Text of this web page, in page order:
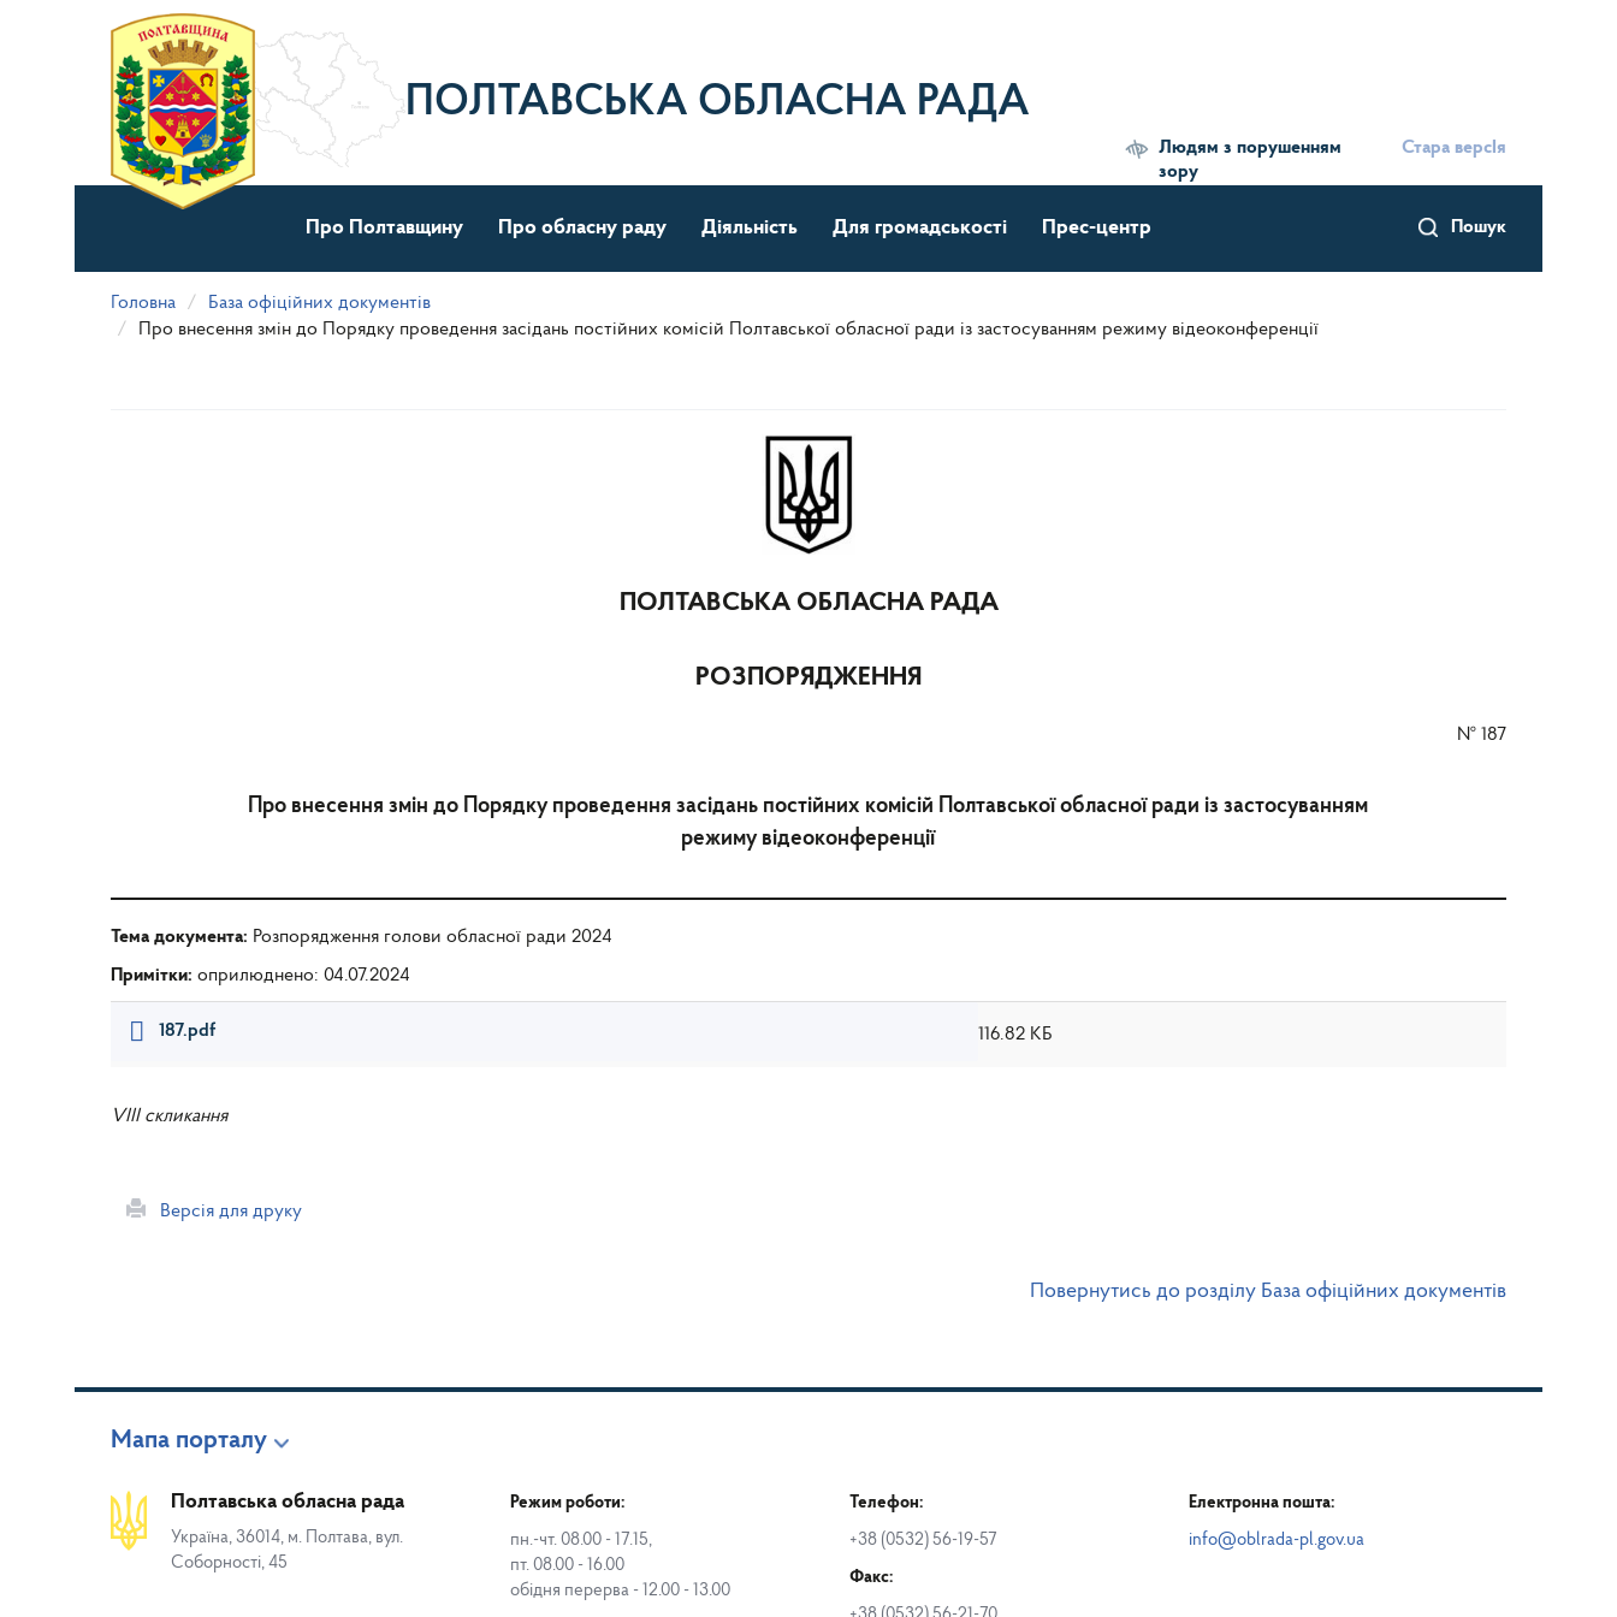
матеріалу
ПОЛТАВСЬКА ОБЛАСНА РАДА
Людям з порушенням
зору
Стара версІя
Пошук
Про Полтавщину Про обласну раду Діяльність Для громадськості Прес-центр
Головна
База офіційних документів
Про внесення змін до Порядку проведення засідань постійних комісій Полтавської обласної ради із застосуванням режиму відеоконференції
ПОЛТАВСЬКА ОБЛАСНА РАДА
РОЗПОРЯДЖЕННЯ
№ 187
Про внесення змін до Порядку проведення засідань постійних комісій Полтавської обласної ради із застосуванням
режиму відеоконференції
Тема документа: Розпорядження голови обласної ради 2024
Примітки: оприлюднено: 04.07.2024
187.pdf 116.82 КБ
VIII скликання
Версія для друку
Повернутись до розділу База офіційних документів
Мапа порталу
Полтавська обласна рада
Україна, 36014, м. Полтава, вул.
Соборності, 45
Режим роботи:
пн.-чт. 08.00 - 17.15,
пт. 08.00 - 16.00
обідня перерва - 12.00 - 13.00
Телефон:
+38 (0532) 56-19-57
Факс:
Електронна пошта:
info@oblrada-pl.gov.ua